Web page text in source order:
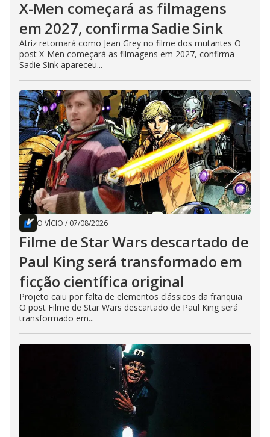
X-Men começará as filmagens
em 2027, confirma Sadie Sink
Atriz retornará como Jean Grey no filme dos mutantes O
post X-Men começará as filmagens em 2027, confirma
Sadie Sink apareceu...
O VÍCIO / 07/08/2026
Filme de Star Wars descartado de
Paul King será transformado em
ficção científica original
Projeto caiu por falta de elementos clássicos da franquia
O post Filme de Star Wars descartado de Paul King será
transformado em...